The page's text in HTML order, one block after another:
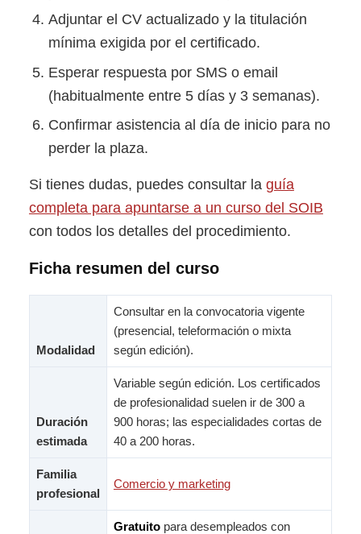
Adjuntar el CV actualizado y la titulación
mínima exigida por el certificado.
Esperar respuesta por SMS o email
(habitualmente entre 5 días y 3 semanas).
Confirmar asistencia al día de inicio para no
perder la plaza.
Si tienes dudas, puedes consultar la guía
completa para apuntarse a un curso del SOIB
con todos los detalles del procedimiento.
Ficha resumen del curso
Modalidad
Consultar en la convocatoria vigente
(presencial, teleformación o mixta
según edición).
Duración
estimada
Variable según edición. Los certificados
de profesionalidad suelen ir de 300 a
900 horas; las especialidades cortas de
40 a 200 horas.
Familia
profesional
Comercio y marketing
Gratuitopara desempleados con